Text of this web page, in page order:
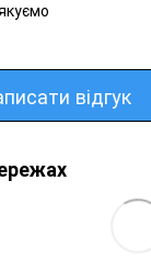
відгук